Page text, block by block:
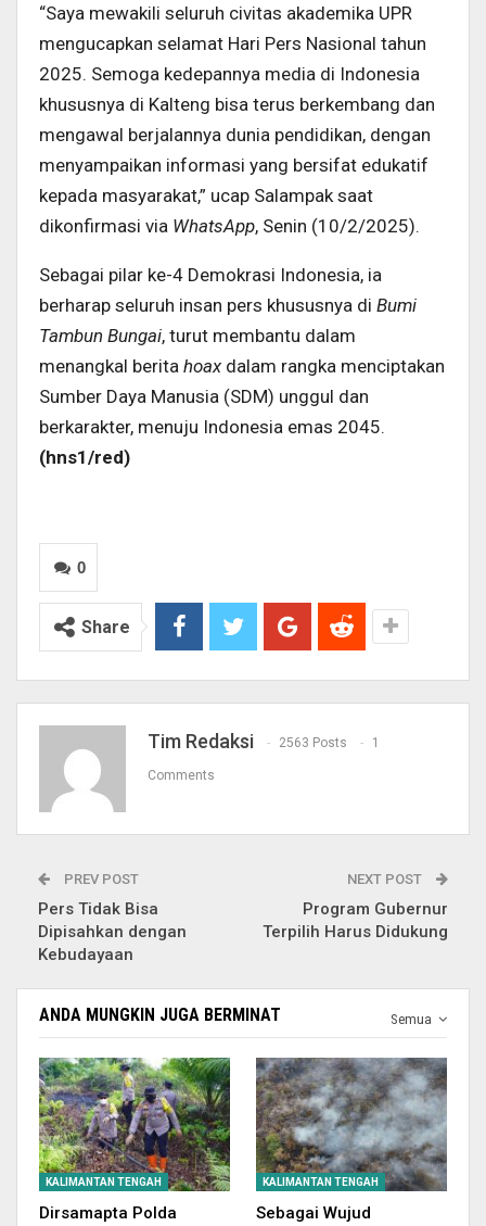
“Saya mewakili seluruh civitas akademika UPR
mengucapkan selamat Hari Pers Nasional tahun
2025. Semoga kedepannya media di Indonesia
khususnya di Kalteng bisa terus berkembang dan
mengawal berjalannya dunia pendidikan, dengan
menyampaikan informasi yang bersifat edukatif
kepada masyarakat,” ucap Salampak saat
dikonfirmasi via WhatsApp, Senin (10/2/2025).
Sebagai pilar ke-4 Demokrasi Indonesia, ia
berharap seluruh insan pers khususnya di Bumi
Tambun Bungai, turut membantu dalam
menangkal berita hoax dalam rangka menciptakan
Sumber Daya Manusia (SDM) unggul dan
berkarakter, menuju Indonesia emas 2045.
(hns1/red)
0
Share
Tim Redaksi 2563 Posts 1
Comments
PREV POST
Pers Tidak Bisa
Dipisahkan dengan
Kebudayaan
NEXT POST
Program Gubernur
Terpilih Harus Didukung
Semua
ANDA MUNGKIN JUGA BERMINAT
KALIMANTAN TENGAH
Dirsamapta Polda
KALIMANTAN TENGAH
Sebagai Wujud